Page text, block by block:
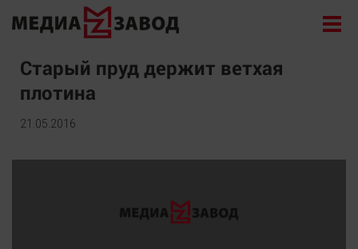
Новости
Экономика
Происшествия
Старый пруд держит ветхая
плотина
21.05.2016